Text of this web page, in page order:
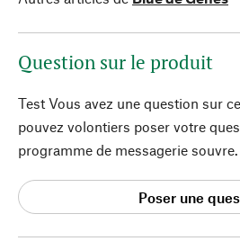
Question sur le produit
Test Vous avez une question sur
pouvez volontiers poser votre
programme de messagerie souvre.
Poser une